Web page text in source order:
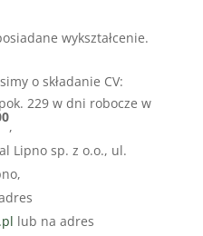
wykształcenie.
o składanie CV:
229 w dni robocze w
,
Lipno sp. z o.o., ul.
lub na adres